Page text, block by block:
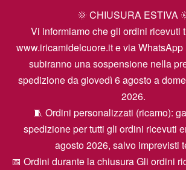
🌞 CHIUSURA ESTIVA
Vi informiamo che gli ordini ricevuti
www.iricamidelcuore.it e via WhatsApp
subiranno una sospensione nella
spedizione da giovedì 6 agosto a
2026.
🧵 Ordini personalizzati (ricamo):
spedizione per tutti gli ordini ricevuti
agosto 2026, salvo imprevisti
📅 Ordini durante la chiusura Gli ordini